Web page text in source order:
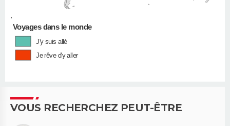
•
Voyages dans le monde
J'y suis allé
Je rêve d'y aller
VOUS RECHERCHEZ PEUT-ÊTRE